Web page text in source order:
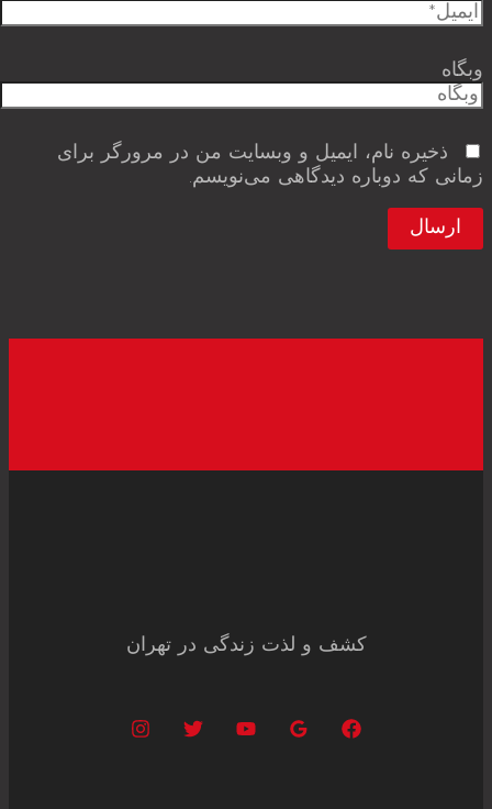
وبگاه
ذخیره نام، ایمیل و وبسایت من در مرورگر برای
زمانی که دوباره دیدگاهی می‌نویسم.
کشف و لذت زندگی در تهران